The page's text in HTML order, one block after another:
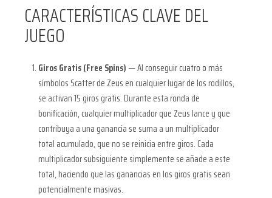
CARACTERÍSTICAS CLAVE DEL
JUEGO
Giros Gratis (Free Spins)— Al conseguir cuatro o más
símbolos Scatter de Zeus en cualquier lugar de los rodillos,
se activan 15 giros gratis. Durante esta ronda de
bonificación, cualquier multiplicador que Zeus lance y que
contribuya a una ganancia se suma a un multiplicador
total acumulado, que no se reinicia entre giros. Cada
multiplicador subsiguiente simplemente se añade a este
total, haciendo que las ganancias en los giros gratis sean
potencialmente masivas.